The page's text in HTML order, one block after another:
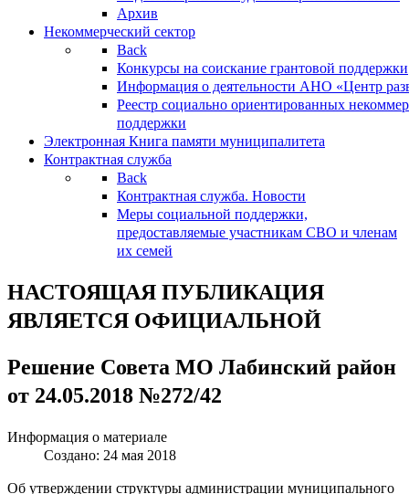
Архив
Некоммерческий сектор
Back
Конкурсы на соискание грантовой поддержки
Информация о деятельности АНО «Центр
Реестр социально ориентированных
поддержки
Электронная Книга памяти муниципалитета
Контрактная служба
Back
Контрактная служба. Новости
Меры социальной поддержки,
предоставляемые участникам СВО и членам
их семей
НАСТОЯЩАЯ ПУБЛИКАЦИЯ
ЯВЛЯЕТСЯ ОФИЦИАЛЬНОЙ
Решение Совета МО Лабинский район
от 24.05.2018 №272/42
Информация о материале
Создано: 24 мая 2018
Об утверждении структуры администрации муниципального